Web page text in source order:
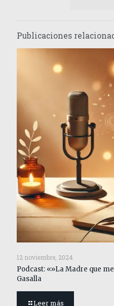
Publicaciones
12 noviembre, 2024
Podcast: «»La Madre que
Gasalla
Leer más